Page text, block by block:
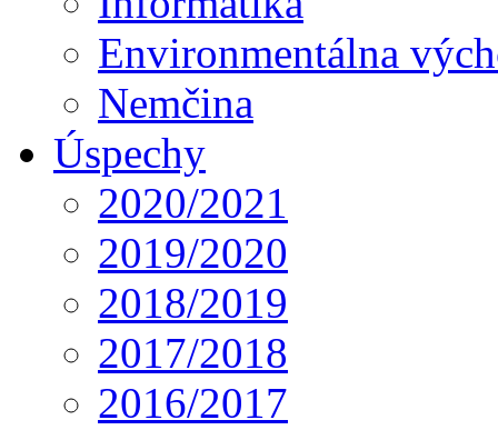
Environmentálna
Nemčina
Úspechy
2020/2021
2019/2020
2018/2019
2017/2018
2016/2017